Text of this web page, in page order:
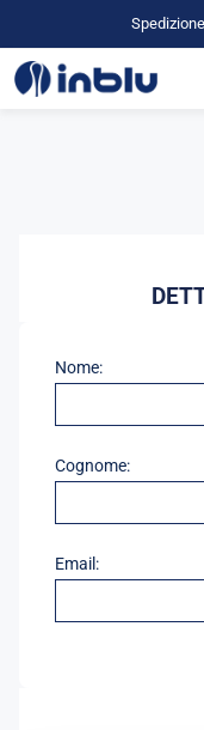
Nome:
Cognome:
Email: